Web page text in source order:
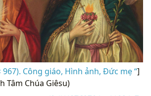
967). Công giáo, Hình ảnh, Đức mẹ “]
Tâm Chúa Giêsu)